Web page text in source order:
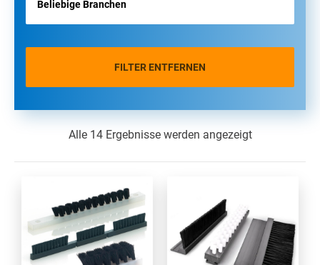
FILTER ENTFERNEN
Alle 14 Ergebnisse werden angezeigt